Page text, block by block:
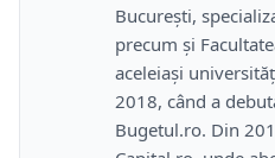
București,
precum și
aceleiași
2018, când a
Bugetul.ro. Din